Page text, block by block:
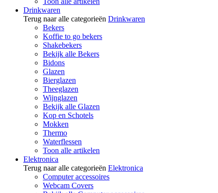
Drinkwaren
Terug naar alle categorieën Drinkwaren
Bekers
Koffie to go bekers
Shakebekers
Bekijk alle Bekers
Bidons
Glazen
Bierglazen
Theeglazen
Wijnglazen
Bekijk alle Glazen
Kop en Schotels
Mokken
Thermo
Waterflessen
Toon alle artikelen
Elektronica
Terug naar alle categorieën Elektronica
Computer accessoires
Webcam Covers